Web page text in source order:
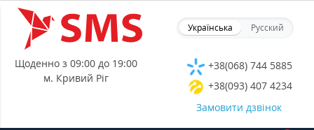
Українська Русский
Щоденно з 09:00 до 19:00
м. Кривий Ріг
+38(068) 744 5885
+38(093) 407 4234
Замовити дзвінок